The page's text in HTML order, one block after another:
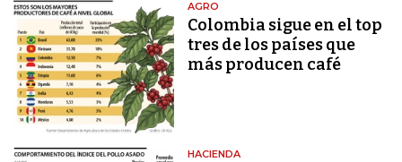
AGRO
Colombia sigue en el top
tres de los países que
más producen café
HACIENDA